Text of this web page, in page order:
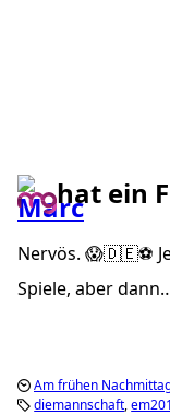
hat ein
Nervös. 😱🇩🇪⚽️
Spiele, aber
Am frühen
diemannschaft